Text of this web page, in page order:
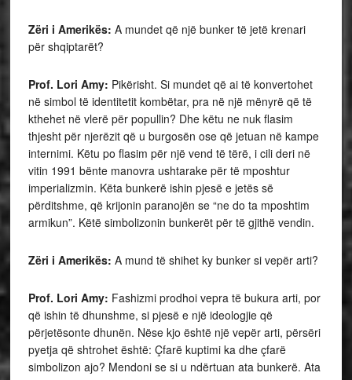
Zëri i Amerikës: A mundet që një bunker të jetë krenari
për shqiptarët?
Prof. Lori Amy: Pikërisht. Si mundet që ai të konvertohet
në simbol të identitetit kombëtar, pra në një mënyrë që të
kthehet në vlerë për popullin? Dhe këtu ne nuk flasim
thjesht për njerëzit që u burgosën ose që jetuan në kampe
internimi. Këtu po flasim për një vend të tërë, i cili deri në
vitin 1991 bënte manovra ushtarake për të mposhtur
imperializmin. Këta bunkerë ishin pjesë e jetës së
përditshme, që krijonin paranojën se “ne do ta mposhtim
armikun”. Këtë simbolizonin bunkerët për të gjithë vendin.
Zëri i Amerikës: A mund të shihet ky bunker si vepër arti?
Prof. Lori Amy: Fashizmi prodhoi vepra të bukura arti, por
që ishin të dhunshme, si pjesë e një ideologjie që
përjetësonte dhunën. Nëse kjo është një vepër arti, përsëri
pyetja që shtrohet është: Çfarë kuptimi ka dhe çfarë
simbolizon ajo? Mendoni se si u ndërtuan ata bunkerë. Ata